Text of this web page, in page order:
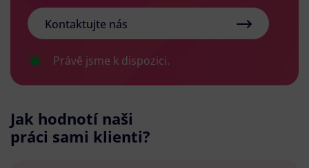
Kontaktujte nás
Právě jsme k dispozici.
Jak hodnotí naši
práci sami klienti?